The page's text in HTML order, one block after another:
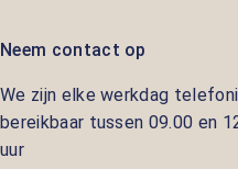
Neem contact op
We zijn elke werkdag
bereikbaar tussen 09.00 en
uur